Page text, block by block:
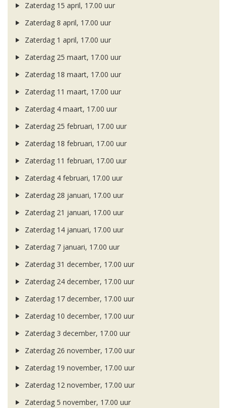
Zaterdag 15 april, 17.00 uur
Zaterdag 8 april, 17.00 uur
Zaterdag 1 april, 17.00 uur
Zaterdag 25 maart, 17.00 uur
Zaterdag 18 maart, 17.00 uur
Zaterdag 11 maart, 17.00 uur
Zaterdag 4 maart, 17.00 uur
Zaterdag 25 februari, 17.00 uur
Zaterdag 18 februari, 17.00 uur
Zaterdag 11 februari, 17.00 uur
Zaterdag 4 februari, 17.00 uur
Zaterdag 28 januari, 17.00 uur
Zaterdag 21 januari, 17.00 uur
Zaterdag 14 januari, 17.00 uur
Zaterdag 7 januari, 17.00 uur
Zaterdag 31 december, 17.00 uur
Zaterdag 24 december, 17.00 uur
Zaterdag 17 december, 17.00 uur
Zaterdag 10 december, 17.00 uur
Zaterdag 3 december, 17.00 uur
Zaterdag 26 november, 17.00 uur
Zaterdag 19 november, 17.00 uur
Zaterdag 12 november, 17.00 uur
Zaterdag 5 november, 17.00 uur